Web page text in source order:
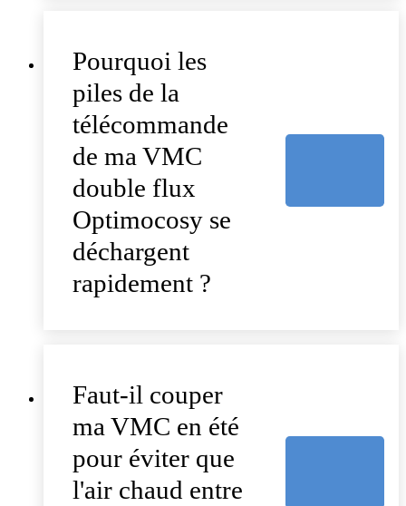
Pourquoi les
piles de la
télécommande
de ma VMC
double flux
Optimocosy se
déchargent
rapidement ?
Faut-il couper
ma VMC en été
pour éviter que
l'air chaud entre